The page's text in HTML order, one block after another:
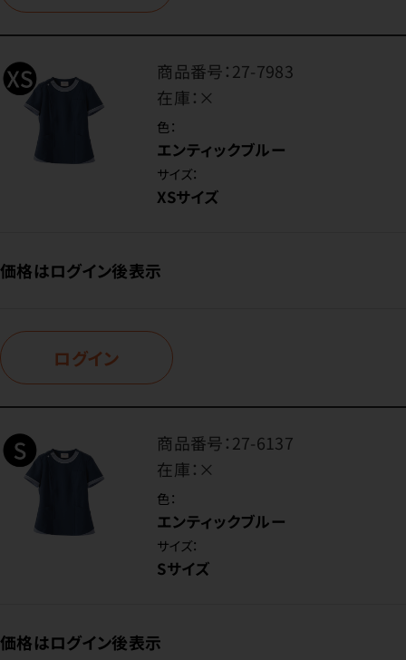
商品番号：27-7983
在庫： ×
色：
エンティックブルー
サイズ：
XSサイズ
価格はログイン後表示
ログイン
商品番号：27-6137
在庫： ×
色：
エンティックブルー
サイズ：
Sサイズ
価格はログイン後表示